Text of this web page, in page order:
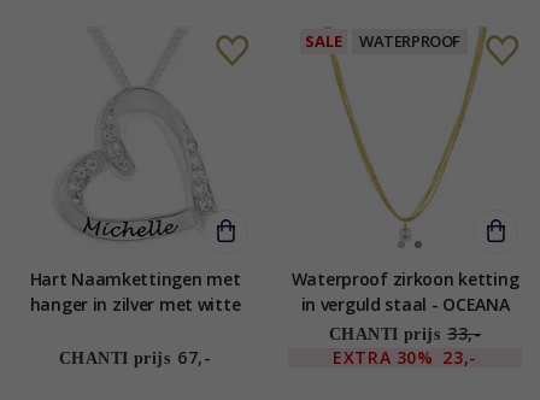
Hart Naamkettingen met
hanger in zilver met witte
CHANTI prijs 67,-
SALE WATERPROOF
Waterproof zirkoon ketting
in verguld staal - OCEANA
CHANTI prijs 33,-
EXTRA 30% 23,-